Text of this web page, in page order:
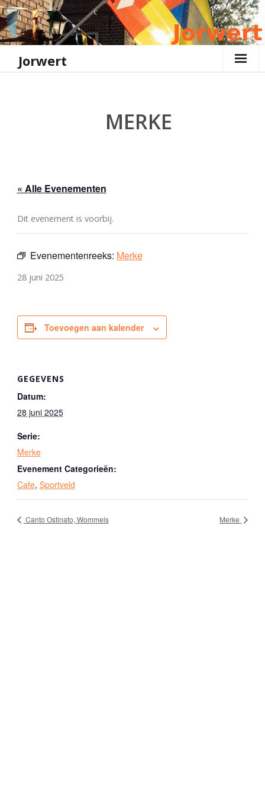
Ga
naar
de
Jorwert
MERKE
« Alle Evenementen
Dit evenement is voorbij.
Evenementenreeks: Merke
28 juni 2025
Toevoegen aan kalender
GEGEVENS
Datum:
28 juni 2025
Serie:
Merke
Evenement Categorieën:
Cafe, Sportveld
Canto Ostinato, Wommels Merke